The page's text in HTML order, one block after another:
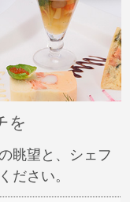
を
眺望と、シェフ
ださい。